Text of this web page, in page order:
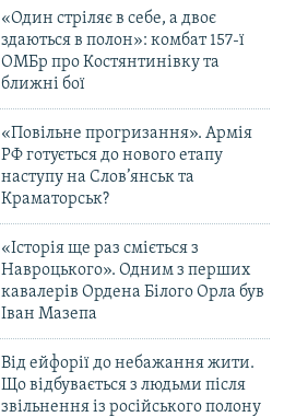
«Один стріляє в себе, а двоє
здаються в полон»: комбат 157-ї
ОМБр про Костянтинівку та
ближні бої
«Повільне прогризання». Армія
РФ готується до нового етапу
наступу на Слов’янськ та
Краматорськ?
«Історія ще раз сміється з
Навроцького». Одним з перших
кавалерів Ордена Білого Орла був
Іван Мазепа
Від ейфорії до небажання жити.
Що відбувається з людьми після
звільнення із російського полону